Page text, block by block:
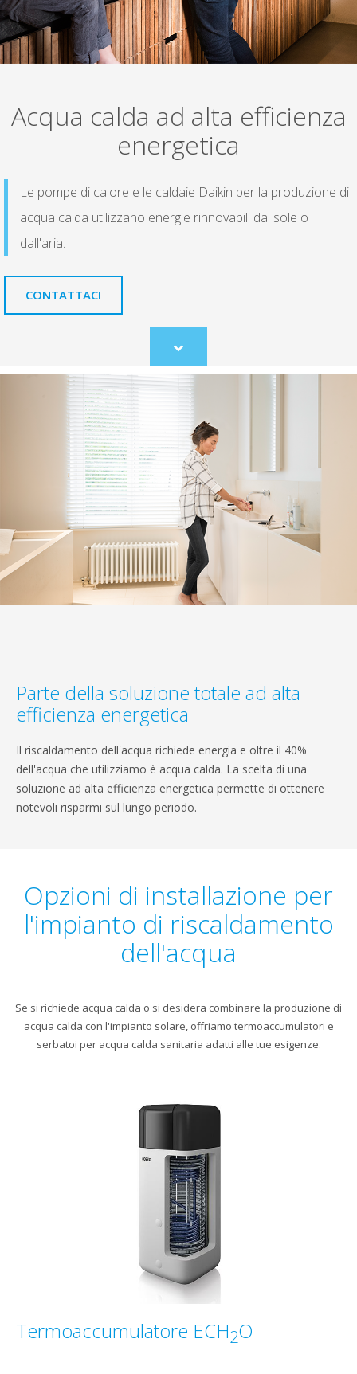
Acqua calda ad alta efficienza
energetica
Le pompe di calore e le caldaie Daikin per la produzione di
acqua calda utilizzano energie rinnovabili dal sole o
dall'aria.
CONTATTACI
Scroll
to
content
Parte della soluzione totale ad alta
efficienza energetica
Il riscaldamento dell'acqua richiede energia e oltre il 40%
dell'acqua che utilizziamo è acqua calda. La scelta di una
soluzione ad alta efficienza energetica permette di ottenere
notevoli risparmi sul lungo periodo.
Opzioni di installazione per
l'impianto di riscaldamento
dell'acqua
Se si richiede acqua calda o si desidera combinare la produzione di
acqua calda con l'impianto solare, offriamo termoaccumulatori e
serbatoi per acqua calda sanitaria adatti alle tue esigenze.
Termoaccumulatore ECH2O